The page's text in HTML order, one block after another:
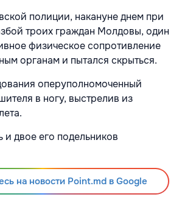
полиции, накануне днем при
троих граждан Молдовы, один
физическое сопротивление
органам и пытался скрыться.
оперуполномоченный
в ногу, выстрелив из
двое его подельников
на новости Point.md в Google